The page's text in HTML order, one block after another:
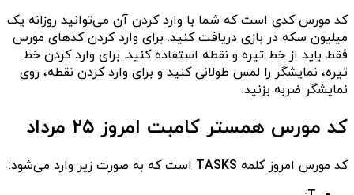
کد مورس کدی است که شما با وارد کردن آن می‌توانید روزانه یک
میلیون سکه‌ در بازی دریافت کنید. برای وارد کردن کدهای مورس
فقط باید از خط تیره و نقطه استفاده کنید. برای وارد کردن خط‌
تیره، نمایشگر را لمس طولانی کنید و برای وارد کردن نقطه، روی
نمایشگر ضربه‌ بزنید.
کد مورس همستر کامبت امروز ۲۵ مرداد
کد مورس امروز کلمه TASKS است که به صورت زیر وارد می‌شود: